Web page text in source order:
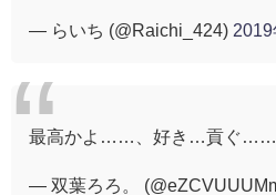
— らいち (@Raichi_424) 2019
最高かよ……、好き…貢ぐ……
— 双葉ろろ。